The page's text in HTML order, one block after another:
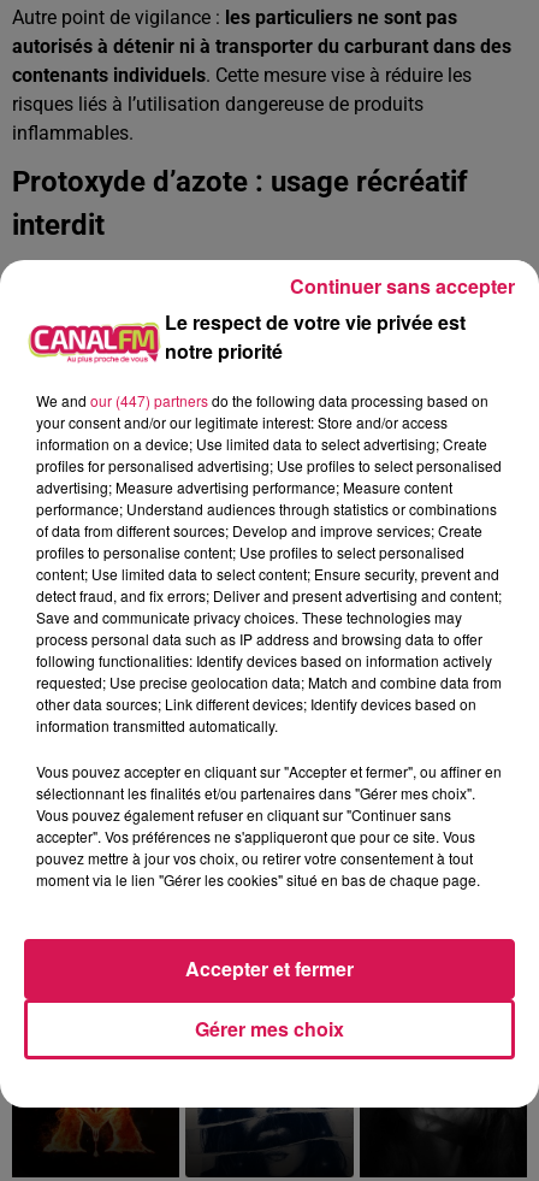
Autre point de vigilance : les particuliers ne sont pas
autorisés à détenir ni à transporter du carburant dans des
contenants individuels. Cette mesure vise à réduire les
risques liés à l’utilisation dangereuse de produits
inflammables.
Protoxyde d’azote : usage récréatif
interdit
l’usage du protoxyde d’azote à des fins récréatives
. Les autorités
rappellent que ce produit représente un danger réel pour la
santé et peut également être source de nuisances et
d’accidents.
À L'ANTENNE
9h00 - 13h00
Le respect de votre vie privée est
notre priorité
We and our (447) partnersdo the following data processing based on
your consent and/or our legitimate interest: Store and/or access
information on a device; Use limited data to select advertising; Create
profiles for personalised advertising; Use profiles to select personalised
advertising; Measure advertising performance; Measure content
performance; Understand audiences through statistics or combinations
of data from different sources; Develop and improve services; Create
profiles to personalise content; Use profiles to select personalised
content; Use limited data to select content; Ensure security, prevent and
detect fraud, and fix errors; Deliver and present advertising and content;
Save and communicate privacy choices. These technologies may
process personal data such as IP address and browsing data to offer
following functionalities: Identify devices based on information actively
requested; Use precise geolocation data; Match and combine data from
other data sources; Link different devices; Identify devices based on
information transmitted automatically.
Vous pouvez accepter en cliquant sur "Accepter et fermer", ou affiner en
sélectionnant les finalités et/ou partenaires dans "Gérer mes choix".
Vous pouvez également refuser en cliquant sur "Continuer sans
accepter". Vos préférences ne s'appliqueront que pour ce site. Vous
pouvez mettre à jour vos choix, ou retirer votre consentement à tout
moment via le lien "Gérer les cookies" situé en bas de chaque page.
Gérer mes choix
Accepter et fermer
Continuer sans accepter